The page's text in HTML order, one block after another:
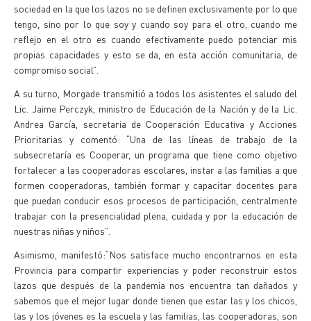
sociedad en la que los lazos no se definen exclusivamente por lo que
tengo, sino por lo que soy y cuando soy para el otro, cuando me
reflejo en el otro es cuando efectivamente puedo potenciar mis
propias capacidades y esto se da, en esta acción comunitaria, de
compromiso social”.
A su turno, Morgade transmitió a todos los asistentes el saludo del
Lic. Jaime Perczyk, ministro de Educación de la Nación y de la Lic.
Andrea García, secretaria de Cooperación Educativa y Acciones
Prioritarias y comentó: “Una de las líneas de trabajo de la
subsecretaría es Cooperar, un programa que tiene como objetivo
fortalecer a las cooperadoras escolares, instar a las familias a que
formen cooperadoras, también formar y capacitar docentes para
que puedan conducir esos procesos de participación, centralmente
trabajar con la presencialidad plena, cuidada y por la educación de
nuestras niñas y niños”.
Asimismo, manifestó:“Nos satisface mucho encontrarnos en esta
Provincia para compartir experiencias y poder reconstruir estos
lazos que después de la pandemia nos encuentra tan dañados y
sabemos que el mejor lugar donde tienen que estar las y los chicos,
las y los jóvenes es la escuela y las familias, las cooperadoras, son